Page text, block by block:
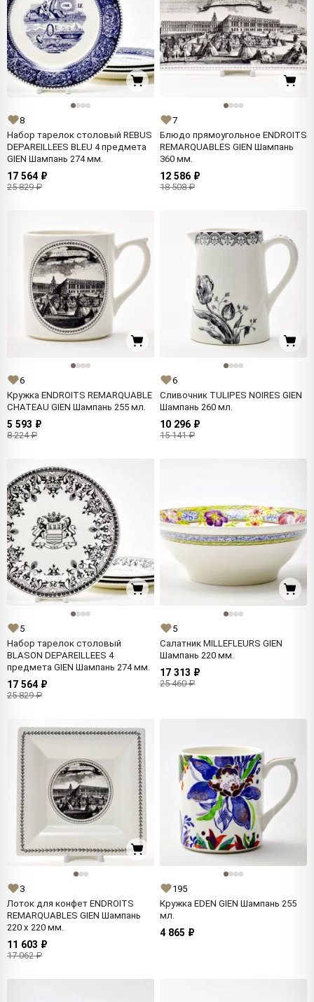
8
Набор тарелок столовый REBUS
DEPAREILLEES BLEU 4 предмета
GIEN Шампань 274 мм.
17 564 ₽
25 829 ₽
7
Блюдо прямоугольное ENDROITS
REMARQUABLES GIEN Шампань
360 мм.
12 586 ₽
18 508 ₽
6
Кружка ENDROITS REMARQUABLE
CHATEAU GIEN Шампань 255 мл.
5 593 ₽
8 224 ₽
6
Сливочник TULIPES NOIRES GIEN
Шампань 260 мл.
10 296 ₽
15 141 ₽
5
Набор тарелок столовый
BLASON DEPAREILLEES 4
предмета GIEN Шампань 274 мм.
17 564 ₽
25 829 ₽
5
Салатник MILLEFLEURS GIEN
Шампань 220 мм.
17 313 ₽
25 460 ₽
3
Лоток для конфет ENDROITS
REMARQUABLES GIEN Шампань
220 x 220 мм.
11 603 ₽
17 062 ₽
195
Кружка EDEN GIEN Шампань 255
мл.
4 865 ₽